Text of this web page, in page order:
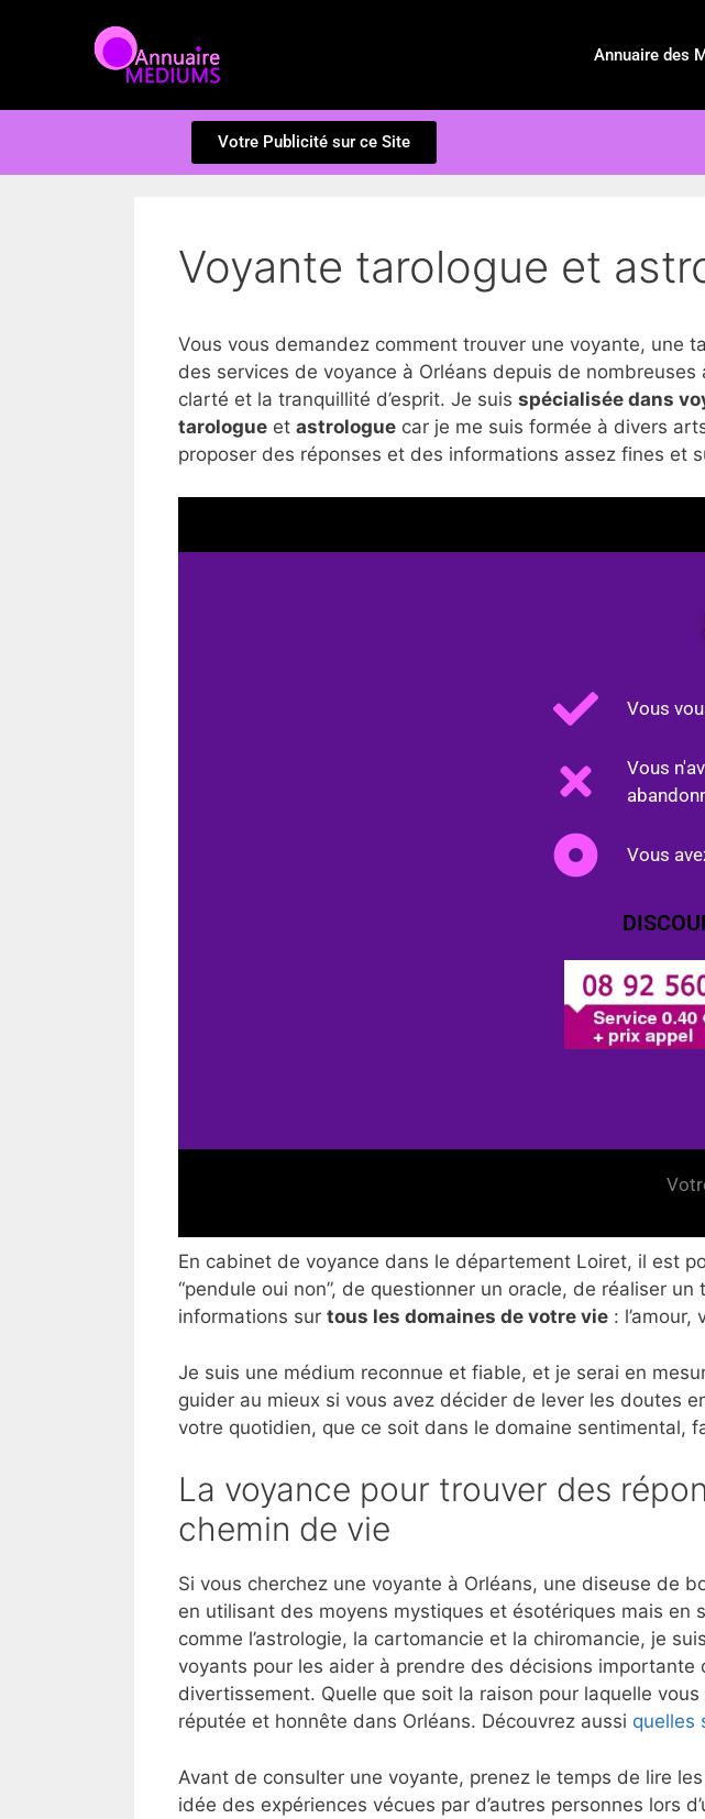
Annuaire des
Votre Publicité sur ce Site
Voyante tarologue et
Vous vous demandez comment trouver une voyante, une
des services de voyance à Orléans depuis de
clarté et la tranquillité d’esprit. Je suis spécialisée dans
tarologue et astrologue car je me suis formée à divers
proposer des réponses et des informations assez fines et
Vous
Vous
Vous
En cabinet de voyance dans le département Loiret, il est
“pendule oui non”, de questionner un oracle, de réaliser
informations sur tous les domaines de votre vie :
Je suis une médium reconnue et fiable, et je serai en
guider au mieux si vous avez décider de lever les doutes
votre quotidien, que ce soit dans le domaine sentimental,
La voyance pour trouver des
chemin de vie
Si vous cherchez une voyante à Orléans, une diseuse de
en utilisant des moyens mystiques et ésotériques mais en
comme l’astrologie, la cartomancie et la chiromancie, je
voyants pour les aider à prendre des décisions
divertissement. Quelle que soit la raison pour laquelle
réputée et honnête dans Orléans. Découvrez aussi quelles
Avant de consulter une voyante, prenez le temps de lire
idée des expériences vécues par d’autres personnes lors